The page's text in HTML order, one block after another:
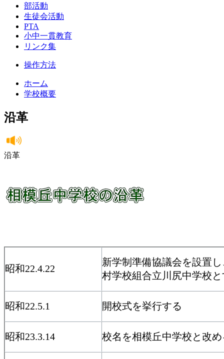
部活動
生徒会活動
PTA
小中一貫教育
リンク集
操作方法
ホーム
学校概要
沿革
沿革
昭和22.4.22
新学制準備協議会を設置
村学校組合立川尻中学校
昭和22.5.1 開校式を挙行する
昭和23.3.14 校名を相模丘中学校と改め